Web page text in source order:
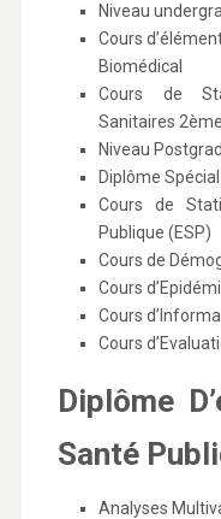
Niveau
Cours
Biomédical
Cours de
Sanitaires
Niveau
Diplôme
Cours de
Publique (ESP)
Cours de
Cours
Cours
Cours
Diplôme
Santé
Analyses